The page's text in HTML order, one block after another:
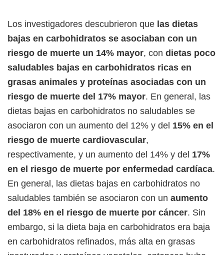
Los investigadores descubrieron que las dietas
bajas en carbohidratos se asociaban con un
riesgo de muerte un 14% mayor, con dietas poco
saludables bajas en carbohidratos ricas en
grasas animales y proteínas asociadas con un
riesgo de muerte del 17% mayor. En general, las
dietas bajas en carbohidratos no saludables se
asociaron con un aumento del 12% y del 15% en el
riesgo de muerte cardiovascular,
respectivamente, y un aumento del 14% y del 17%
en el riesgo de muerte por enfermedad cardíaca.
En general, las dietas bajas en carbohidratos no
saludables también se asociaron con un aumento
del 18% en el riesgo de muerte por cáncer. Sin
embargo, si la dieta baja en carbohidratos era baja
en carbohidratos refinados, más alta en grasas